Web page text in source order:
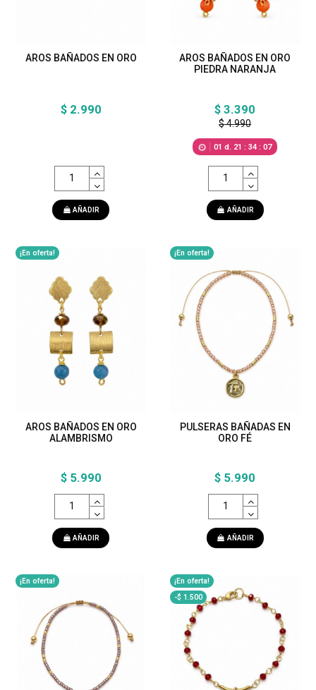
AROS BAÑADOS EN ORO
$ 2.990
AÑADIR
AROS BAÑADOS EN ORO
PIEDRA NARANJA
$ 3.390
$ 4.990
01 d. 21 : 34: 05
AÑADIR
¡En oferta!
AROS BAÑADOS EN ORO
ALAMBRISMO
$ 5.990
AÑADIR
¡En oferta!
PULSERAS BAÑADAS EN
ORO FÉ
$ 5.990
AÑADIR
¡En oferta!
¡En oferta!
-$ 1.500